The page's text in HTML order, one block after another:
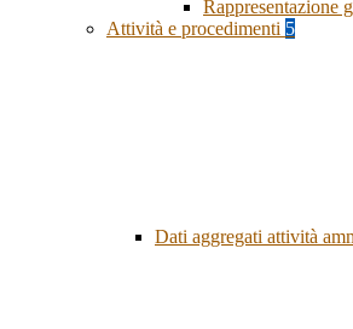
Rappresentazione
Attività e procedimenti 5
Dati aggregati attività